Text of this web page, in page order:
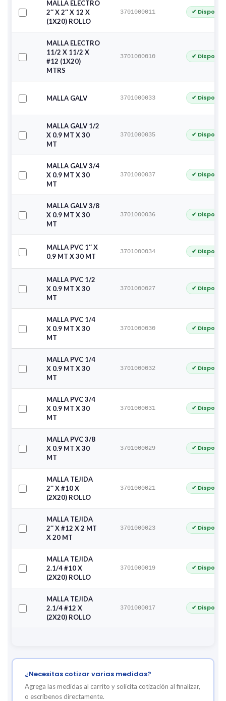
MALLA ELECTRO
2″ X 2″ X 12 X
(1X20) ROLLO
3701000011 ✔
MALLA ELECTRO
11/2 X 11/2 X
#12 (1X20)
MTRS
3701000010 ✔
MALLA GALV 3701000033 ✔
MALLA GALV 1/2
X 0.9 MT X 30
MT
3701000035 ✔
MALLA GALV 3/4
X 0.9 MT X 30
MT
3701000037 ✔
MALLA GALV 3/8
X 0.9 MT X 30
MT
3701000036 ✔
MALLA PVC 1″ X
0.9 MT X 30 MT
3701000034 ✔
MALLA PVC 1/2
X 0.9 MT X 30
MT
3701000027 ✔
MALLA PVC 1/4
X 0.9 MT X 30
MT
3701000030 ✔
MALLA PVC 1/4
X 0.9 MT X 30
MT
3701000032 ✔
MALLA PVC 3/4
X 0.9 MT X 30
MT
3701000031 ✔
MALLA PVC 3/8
X 0.9 MT X 30
MT
3701000029 ✔
MALLA TEJIDA
2″ X #10 X
(2X20) ROLLO
3701000021 ✔
MALLA TEJIDA
2″ X #12 X 2 MT
X 20 MT
3701000023 ✔
MALLA TEJIDA
2.1/4 #10 X
(2X20) ROLLO
3701000019 ✔
MALLA TEJIDA
2.1/4 #12 X
(2X20) ROLLO
3701000017 ✔
¿Necesitas cotizar varias medidas?
Agrega las medidas al carrito y solicita cotización al finalizar,
o escríbenos directamente.